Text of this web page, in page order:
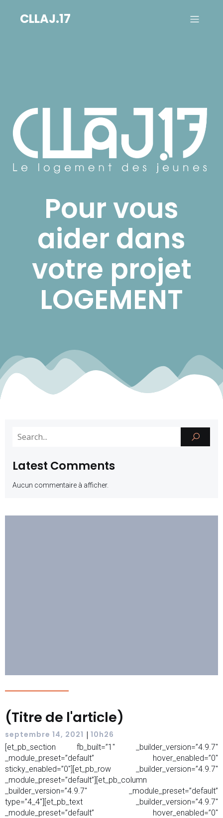
CLLAJ.17
Pour vous
aider dans
votre projet
LOGEMENT
Latest Comments
Aucun commentaire à afficher.
(Titre de l'article)
septembre 14, 2021 | 10h26
[et_pb_section fb_built=”1″ _builder_version=”4.9.7″
_module_preset=”default” hover_enabled=”0″
sticky_enabled=”0″][et_pb_row _builder_version=”4.9.7″
_module_preset=”default”][et_pb_column
_builder_version=”4.9.7″ _module_preset=”default”
type=”4_4″][et_pb_text _builder_version=”4.9.7″
_module_preset=”default” hover_enabled=”0″